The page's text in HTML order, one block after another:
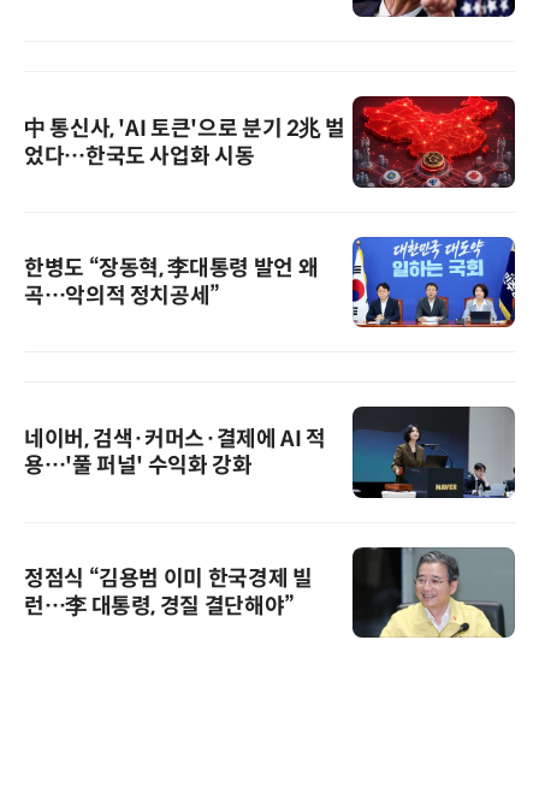
中 통신사, 'AI 토큰'으로 분기 2兆 벌
었다…한국도 사업화 시동
한병도 “장동혁, 李대통령 발언 왜
곡…악의적 정치공세”
네이버, 검색·커머스·결제에 AI 적
용…'풀 퍼널' 수익화 강화
정점식 “김용범 이미 한국경제 빌
런…李 대통령, 경질 결단해야”